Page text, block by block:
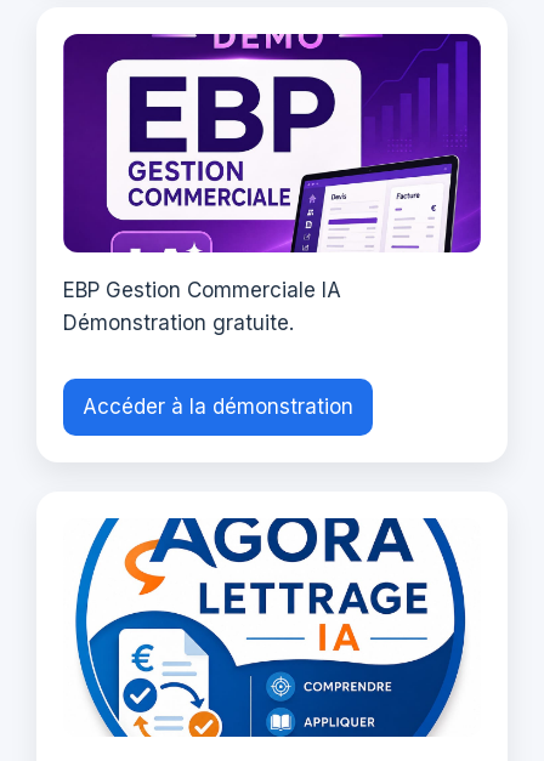
EBP Gestion Commerciale IA
Démonstration gratuite.
Accéder à la démonstration